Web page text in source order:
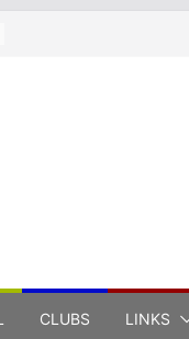
CLUBS LINKS